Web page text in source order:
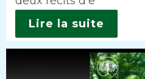
Lire la suite